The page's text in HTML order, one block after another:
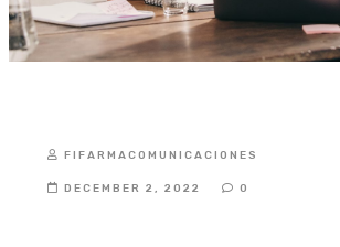
FIFARMACOMUNICACIONES
DECEMBER 2, 2022 0